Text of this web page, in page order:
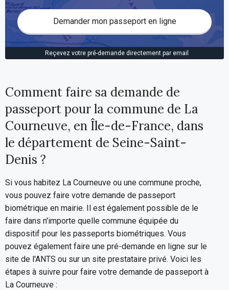
Demander mon passeport en ligne
Reçevez votre pré-demande directement par email
Comment faire sa demande de
passeport pour la commune de La
Courneuve, en Île-de-France, dans
le département de Seine-Saint-
Denis ?
Si vous habitez La Courneuve ou une commune proche,
vous pouvez faire votre demande de passeport
biométrique en mairie. Il est également possible de le
faire dans n'importe quelle commune équipée du
dispositif pour les passeports biométriques. Vous
pouvez également faire une pré-demande en ligne sur le
site de l'ANTS ou sur un site prestataire privé. Voici les
étapes à suivre pour faire votre demande de passeport à
La Courneuve :